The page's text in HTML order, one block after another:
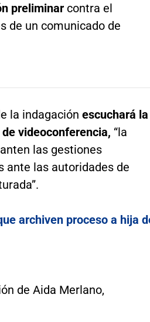
preliminarcontra el
de un comunicado de
la indagación escuchará la
videoconferencia, “la
las gestiones
ante las autoridades de
archiven proceso a hija
de Aida Merlano,